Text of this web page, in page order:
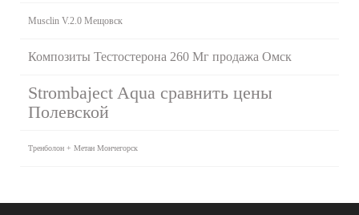
Musclin V.2.0 Мещовск
Композиты Тестостерона 260 Мг продажа Омск
Strombaject Aqua сравнить цены
Полевской
Тренболон + Метан Мончегорск